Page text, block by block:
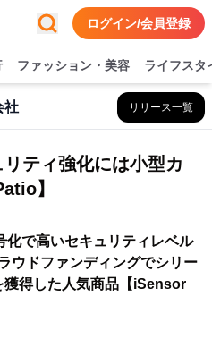
ログイン/会員登録
ファッション・美容 ライフスタ
社 リリース一覧
ティ強化には小型カ
】
化で高いセキュリティレベル
ウドファンディングでシリー
獲得した人気商品【iSensor